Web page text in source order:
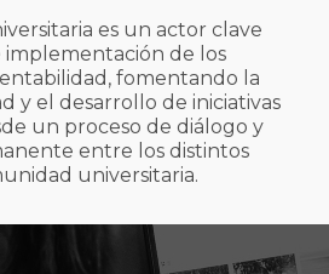
es un actor clave
de los
fomentando la
y el desarrollo de iniciativas
un proceso de diálogo y
entre los distintos
universitaria.